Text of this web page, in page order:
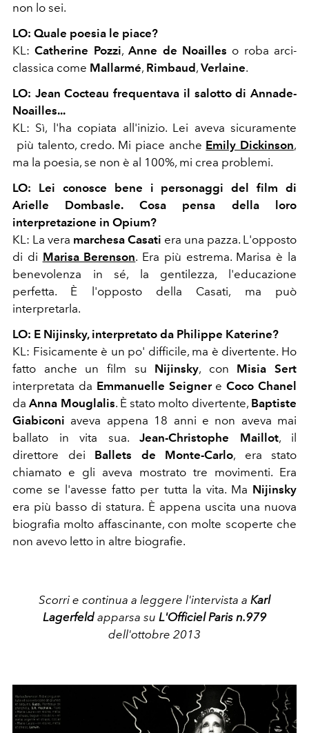
non lo sei.
LO: Quale poesia le piace?
KL:Catherine Pozzi,Anne de Noailles o roba arci-
classica come Mallarmé, Rimbaud , Verlaine.
LO: Jean Cocteau frequentava il salotto di Annade-
Noailles...
KL: Sì, l'ha copiata all'inizio. Lei aveva sicuramente
più talento, credo. Mi piace anche Emily Dickinson,
ma la poesia, se non è al 100%, mi crea problemi.
LO: Lei conosce bene i personaggi del film di
Arielle Dombasle. Cosa pensa della loro
interpretazione in Opium?
KL: La vera marchesa Casati era una pazza. L'opposto
di di Marisa Berenson. Era più estrema. Marisa è la
benevolenza in sé, la gentilezza, l'educazione
perfetta. È l'opposto della Casati, ma può
interpretarla.
LO: E Nijinsky, interpretato da Philippe Katerine?
KL: Fisicamente è un po' difficile, ma è divertente. Ho
fatto anche un film su Nijinsky, con Misia Sert
interpretata da Emmanuelle SeignereCoco Chanel
daAnna Mouglalis. È stato molto divertente, Baptiste
Giabiconi aveva appena 18 anni e non aveva mai
ballato in vita sua. Jean-Christophe Maillot, il
direttore dei Ballets de Monte-Carlo, era stato
chiamato e gli aveva mostrato tre movimenti. Era
come se l'avesse fatto per tutta la vita. Ma Nijinsky
era più basso di statura. È appena uscita una nuova
biografia molto affascinante, con molte scoperte che
non avevo letto in altre biografie.
Scorri e continua a leggere l'intervista a Karl
Lagerfeld apparsa su L'Officiel Paris n.979
dell'ottobre 2013